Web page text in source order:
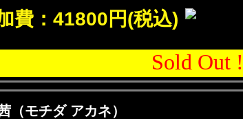
費：41800円(税込)
Sold Out !
茜（モチダ アカネ）